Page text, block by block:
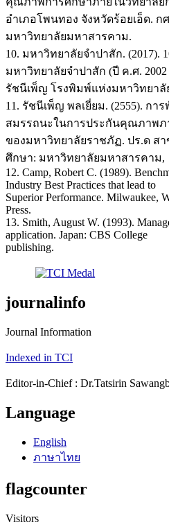
อำเภอโพนทอง จังหวัดร้อยเอ็ด.
มหาวิทยาลัยมหาสารคาม.
10. มหาวิทยาลัยจำปาสัก. (2017).
มหาวิทยาลัยจำปาสัก (ปี ค.ศ. 2002
รัชนีเพ็ญ โรงพิมพ์แห่งมหาวิทยาลั
11. รัชนีเพ็ญ พลเยี่ยม. (2555). กา
สมรรถนะในการประกันคุณภาพ
ของมหาวิทยาลัยราชภัฏ. ปร.ด สา
ศึกษา: มหาวิทยาลัยมหาสารคาม,
12. Camp, Robert C. (1989).
Industry Best Practices that lead to
Superior Performance. Milwaukee,
Press.
13. Smith, August W. (1993).
application. Japan: CBS College
publishing.
journalinfo
Journal Information
Indexed in TCI
Editor-in-Chief : Dr.Tatsirin
Language
English
ภาษาไทย
flagcounter
Visitors